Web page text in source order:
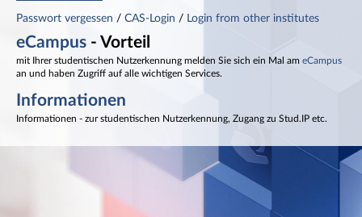
Passwort vergessen / CAS-Login / Login from other institutes
eCampus - Vorteil
mit Ihrer studentischen Nutzerkennung melden Sie sich ein Mal am eCampus
an und haben Zugriff auf alle wichtigen Services.
Informationen
Informationen - zur studentischen Nutzerkennung, Zugang zu Stud.IP etc.